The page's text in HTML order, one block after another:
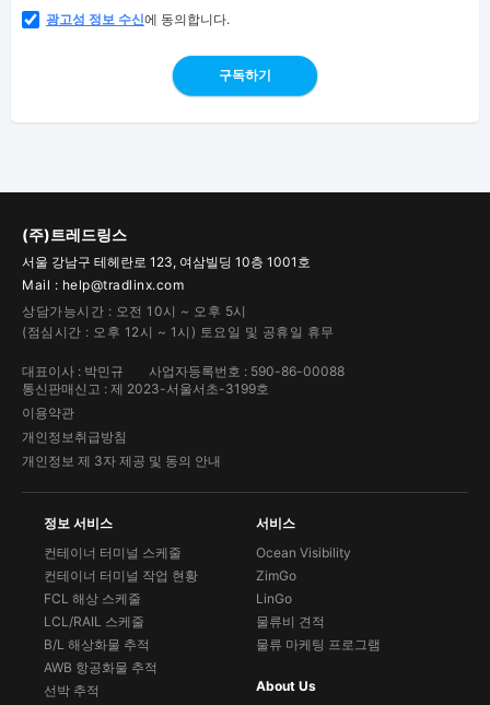
광고성 정보 수신에 동의합니다.
구독하기
(주)트레드링스
서울 강남구 테헤란로 123, 여삼빌딩 10층 1001호
Mail : help@tradlinx.com
상담가능시간 : 오전 10시 ~ 오후 5시
(점심시간 : 오후 12시 ~ 1시) 토요일 및 공휴일 휴무
대표이사 : 박민규
사업자등록번호 : 590-86-00088
통신판매신고 : 제 2023-서울서초-3199호
이용약관
개인정보취급방침
개인정보 제 3자 제공 및 동의 안내
정보 서비스
컨테이너 터미널 스케줄
컨테이너 터미널 작업 현황
FCL 해상 스케줄
LCL/RAIL 스케줄
B/L 해상화물 추적
AWB 항공화물 추적
선박 추적
서비스
Ocean Visibility
ZimGo
LinGo
물류비 견적
물류 마케팅 프로그램
About Us